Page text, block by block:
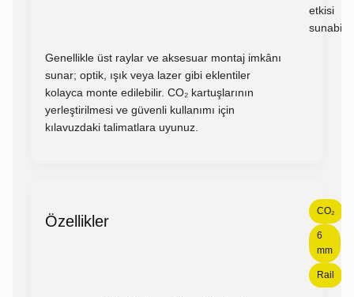
etkisi
sunabilir.
Genellikle üst raylar ve aksesuar montaj imkânı
sunar; optik, ışık veya lazer gibi eklentiler
kolayca monte edilebilir. CO₂ kartuşlarının
yerleştirilmesi ve güvenli kullanımı için
kılavuzdaki talimatlara uyunuz.
Özellikler
CO₂
6
mm
Rail